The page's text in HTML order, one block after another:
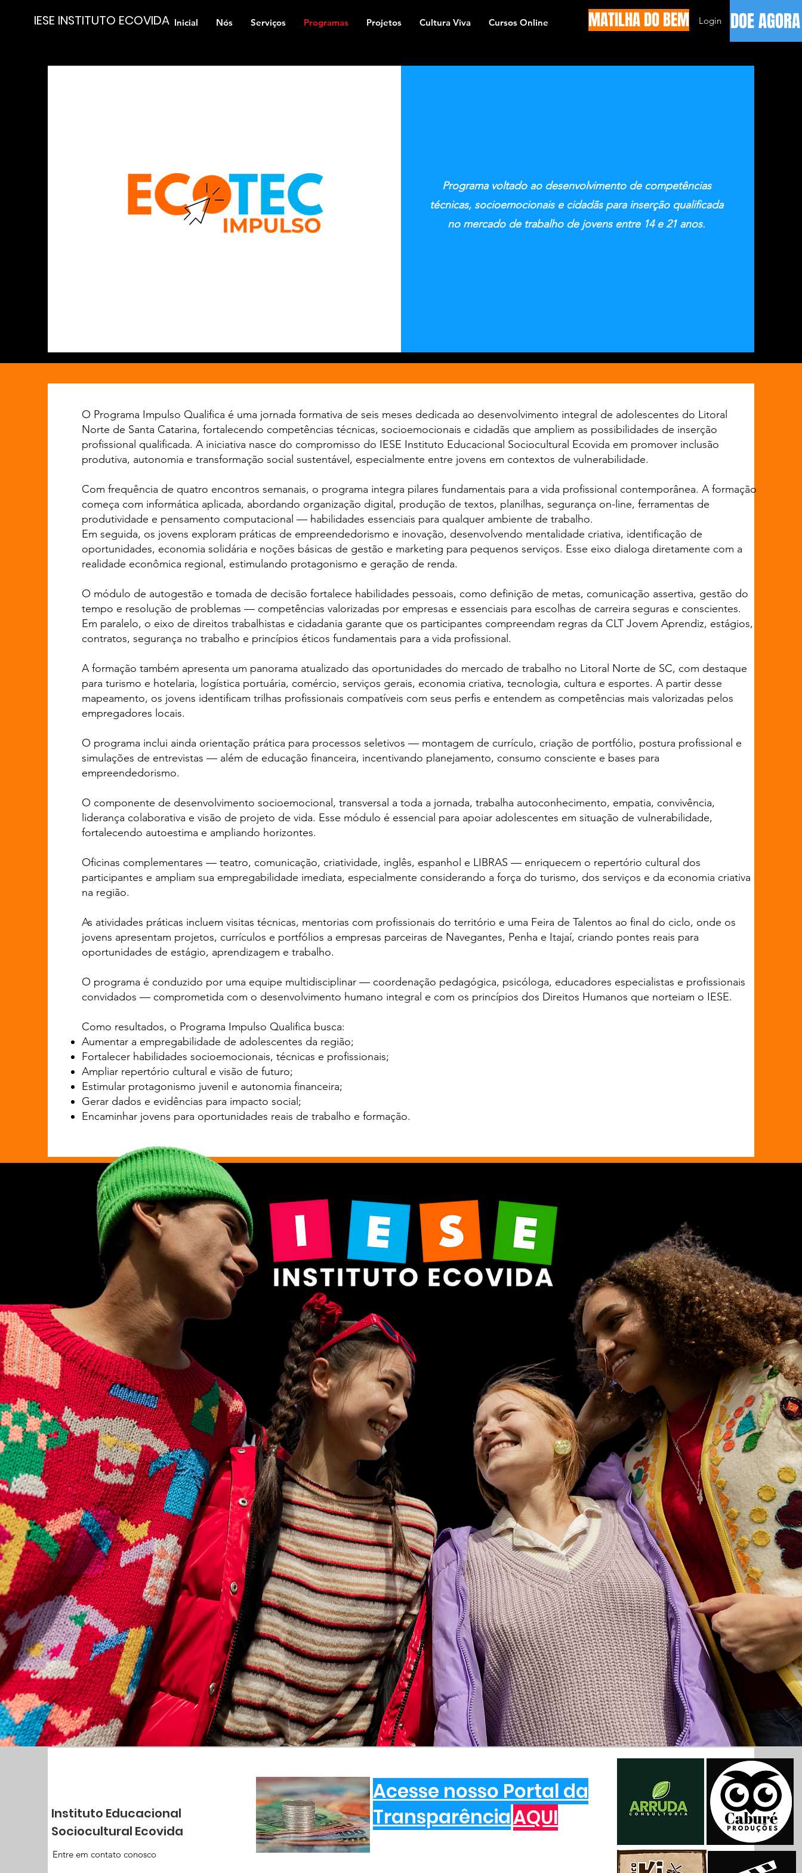
IESE INSTITUTO ECOVIDA Inicial Nós Serviços Programas Projetos Cultura Viva Cursos Online Login
MATILHA DO BEM DOE AGORA
Programa voltado ao desenvolvimento de competências
técnicas, socioemocionais e cidadãs para inserção qualificada
no mercado de trabalho de jovens entre 14 e 21 anos.
O Programa Impulso Qualifica é uma jornada formativa de seis meses dedicada ao desenvolvimento integral de adolescentes do Litoral
Norte de Santa Catarina, fortalecendo competências técnicas, socioemocionais e cidadãs que ampliem as possibilidades de inserção
profissional qualificada. A iniciativa nasce do compromisso do IESE Instituto Educacional Sociocultural Ecovida em promover inclusão
produtiva, autonomia e transformação social sustentável, especialmente entre jovens em contextos de vulnerabilidade.
Com frequência de quatro encontros semanais, o programa integra pilares fundamentais para a vida profissional contemporânea. A formação
começa com informática aplicada, abordando organização digital, produção de textos, planilhas, segurança on-line, ferramentas de
produtividade e pensamento computacional — habilidades essenciais para qualquer ambiente de trabalho.
Em seguida, os jovens exploram práticas de empreendedorismo e inovação, desenvolvendo mentalidade criativa, identificação de
oportunidades, economia solidária e noções básicas de gestão e marketing para pequenos serviços. Esse eixo dialoga diretamente com a
realidade econômica regional, estimulando protagonismo e geração de renda.
O módulo de autogestão e tomada de decisão fortalece habilidades pessoais, como definição de metas, comunicação assertiva, gestão do
tempo e resolução de problemas — competências valorizadas por empresas e essenciais para escolhas de carreira seguras e conscientes.
Em paralelo, o eixo de direitos trabalhistas e cidadania garante que os participantes compreendam regras da CLT Jovem Aprendiz, estágios,
contratos, segurança no trabalho e princípios éticos fundamentais para a vida profissional.
A formação também apresenta um panorama atualizado das oportunidades do mercado de trabalho no Litoral Norte de SC, com destaque
para turismo e hotelaria, logística portuária, comércio, serviços gerais, economia criativa, tecnologia, cultura e esportes. A partir desse
mapeamento, os jovens identificam trilhas profissionais compatíveis com seus perfis e entendem as competências mais valorizadas pelos
empregadores locais.
O programa inclui ainda orientação prática para processos seletivos — montagem de currículo, criação de portfólio, postura profissional e
simulações de entrevistas — além de educação financeira, incentivando planejamento, consumo consciente e bases para
empreendedorismo.
O componente de desenvolvimento socioemocional, transversal a toda a jornada, trabalha autoconhecimento, empatia, convivência,
liderança colaborativa e visão de projeto de vida. Esse módulo é essencial para apoiar adolescentes em situação de vulnerabilidade,
fortalecendo autoestima e ampliando horizontes.
Oficinas complementares — teatro, comunicação, criatividade, inglês, espanhol e LIBRAS — enriquecem o repertório cultural dos
participantes e ampliam sua empregabilidade imediata, especialmente considerando a força do turismo, dos serviços e da economia criativa
na região.
As atividades práticas incluem visitas técnicas, mentorias com profissionais do território e uma Feira de Talentos ao final do ciclo, onde os
jovens apresentam projetos, currículos e portfólios a empresas parceiras de Navegantes, Penha e Itajaí, criando pontes reais para
oportunidades de estágio, aprendizagem e trabalho.
O programa é conduzido por uma equipe multidisciplinar — coordenação pedagógica, psicóloga, educadores especialistas e profissionais
convidados — comprometida com o desenvolvimento humano integral e com os princípios dos Direitos Humanos que norteiam o IESE.
Como resultados, o Programa Impulso Qualifica busca:
Aumentar a empregabilidade de adolescentes da região;
Fortalecer habilidades socioemocionais, técnicas e profissionais;
Ampliar repertório cultural e visão de futuro;
Estimular protagonismo juvenil e autonomia financeira;
Gerar dados e evidências para impacto social;
Encaminhar jovens para oportunidades reais de trabalho e formação.
Instituto Educacional
Sociocultural Ecovida
Entre em contato conosco
Acesse nosso Portal da
TransparênciaAQUI